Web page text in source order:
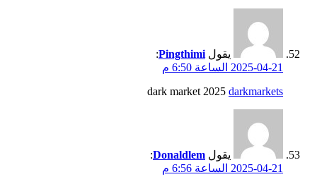
يقول Pingthimi
:
2025-04-21 الساعة 6:50 م
dark market 2025darkmarkets
يقول Donaldlem
:
2025-04-21 الساعة 6:56 م